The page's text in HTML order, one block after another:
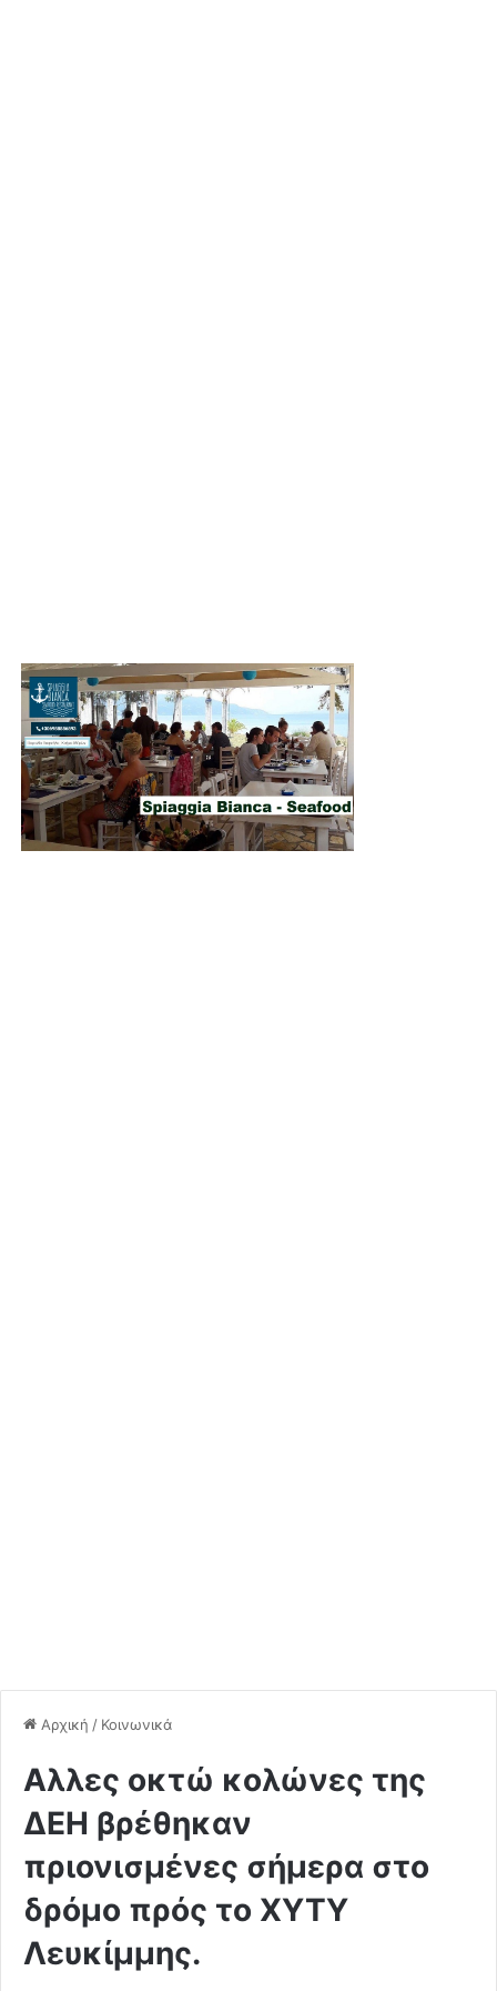
Αρχική / Κοινωνικά
Aλλες οκτώ κολώνες της
ΔΕΗ βρέθηκαν
πριονισμένες σήμερα στο
δρόμο πρός το ΧΥΤΥ
Λευκίμμης.